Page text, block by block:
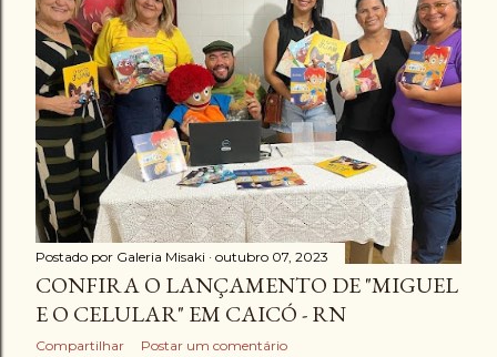
Postado por Galeria Misaki outubro 07, 2023
CONFIRA O LANÇAMENTO DE "MIGUEL
E O CELULAR" EM CAICÓ - RN
Compartilhar Postar um comentário